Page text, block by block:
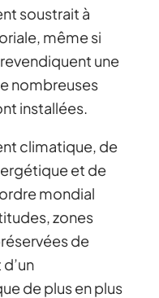
soustrait à
même si
une
nombreuses
installées.
climatique, de
et de
mondial
zones
de
de plus en plus